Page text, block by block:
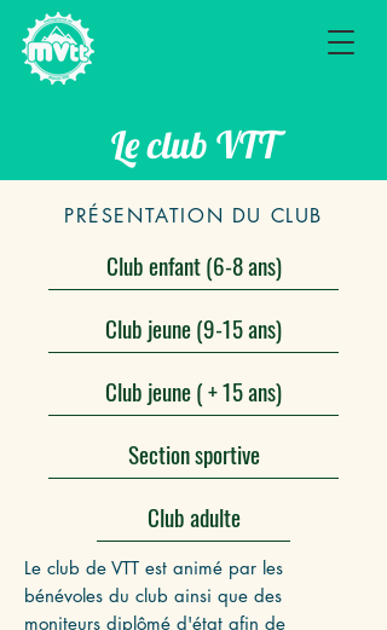
Le club VTT
PRÉSENTATION DU CLUB
Club enfant (6-8 ans)
Club jeune (9-15 ans)
Club jeune ( + 15 ans)
Section sportive
Club adulte
Le club de VTT est animé par les
bénévoles du club ainsi que des
moniteurs diplômé d'état afin de